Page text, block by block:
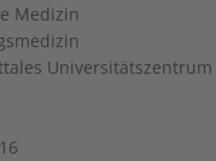
Medizin